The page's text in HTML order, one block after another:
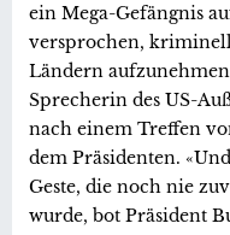
ein Mega-Gefängnis
versprochen,
Ländern
Sprecherin des US-
nach einem Treffen
dem Präsidenten.
Geste, die noch nie
wurde, bot Präsident